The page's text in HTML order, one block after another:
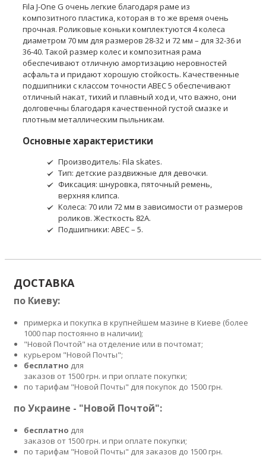
Fila J-One G очень легкие благодаря раме из
композитного пластика, которая в то же время очень
прочная. Роликовые коньки комплектуются 4 колеса
диаметром 70 мм для размеров 28-32 и 72 мм – для 32-36 и
36-40. Такой размер колес и композитная рама
обеспечивают отличную амортизацию неровностей
асфальта и придают хорошую стойкость. Качественные
подшипники с классом точности ABEC 5 обеспечивают
отличный накат, тихий и плавный ход и, что важно, они
долговечны благодаря качественной густой смазке и
плотным металлическим пыльникам.
Основные характеристики
Производитель: Fila skates.
Тип: детские раздвижные для девочки.
Фиксация: шнуровка, пяточный ремень,
верхняя клипса.
Колеса: 70 или 72 мм в зависимости от размеров
роликов. Жесткость 82А.
Подшипники: ABEC – 5.
ДОСТАВКА
по Киеву:
примерка и покупка в крупнейшем мазине в Киеве (более
1000 пар постоянно в наличии);
"Новой Почтой" на отделение или в почтомат;
курьером "Новой Почты";
бесплатно для
заказов от 1500 грн. и при оплате покупки;
по тарифам "Новой Почты" для покупок до 1500 грн.
по Украине - "Новой Почтой":
бесплатно для
заказов от 1500 грн. и при оплате покупки;
по тарифам "Новой Почты" для заказов до 1500 грн.